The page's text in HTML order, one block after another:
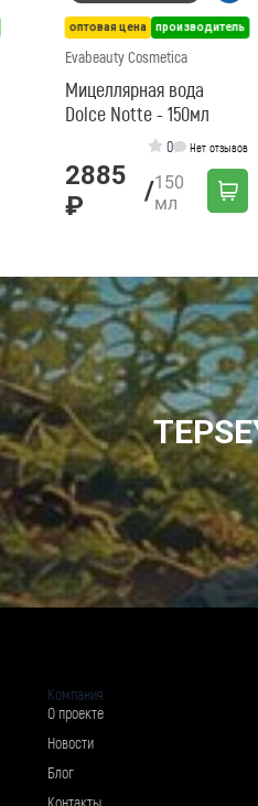
оптовая цена производитель
Evabeauty Cosmetica
Мицеллярная вода
Dolce Notte - 150мл
0 Нет отзывов
2885
₽
/150
мл
Компания
О проекте
Новости
Блог